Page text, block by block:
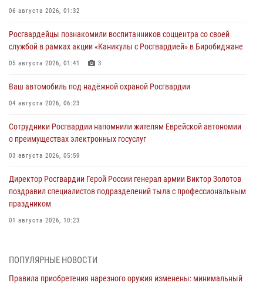
06 августа 2026, 01:32
Росгвардейцы познакомили воспитанников соццентра со своей
службой в рамках акции «Каникулы с Росгвардией» в Биробиджане
05 августа 2026, 01:41 3
Ваш автомобиль под надёжной охраной Росгвардии
04 августа 2026, 06:23
Сотрудники Росгвардии напомнили жителям Еврейской автономии
о преимуществах электронных госуслуг
03 августа 2026, 05:59
Директор Росгвардии Герой России генерал армии Виктор Золотов
поздравил специалистов подразделений тыла с профессиональным
праздником
01 августа 2026, 10:23
Российской Федерации
ПОПУЛЯРНЫЕ НОВОСТИ
Правила приобретения нарезного оружия изменены: минимальный